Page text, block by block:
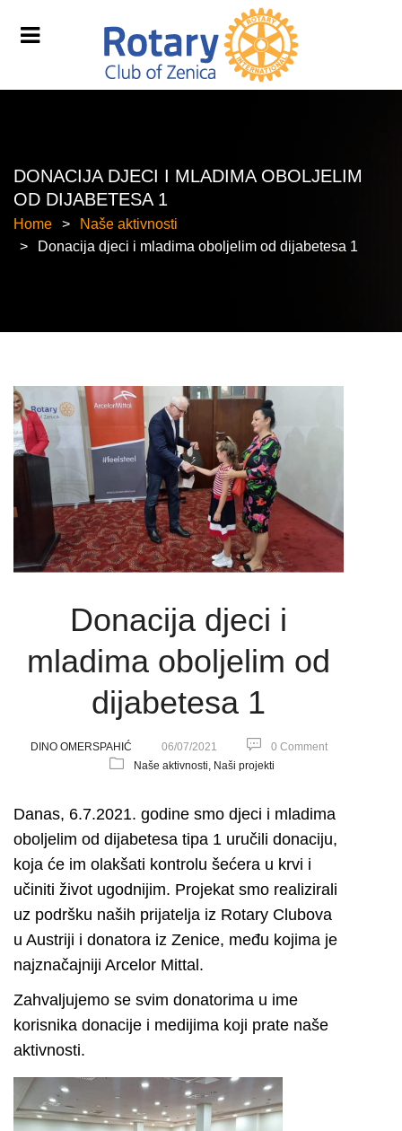
DONACIJA DJECI I MLADIMA OBOLJELIM
OD DIJABETESA 1
Home
Naše aktivnosti
Donacija djeci i mladima oboljelim od dijabetesa 1
Donacija djeci i
mladima oboljelim od
dijabetesa 1
DINO OMERSPAHIĆ 06/07/2021
0 Comment
Naše aktivnosti, Naši projekti
Danas, 6.7.2021. godine smo djeci i mladima
oboljelim od dijabetesa tipa 1 uručili donaciju,
koja će im olakšati kontrolu šećera u krvi i
učiniti život ugodnijim. Projekat smo realizirali
uz podršku naših prijatelja iz Rotary Clubova
u Austriji i donatora iz Zenice, među kojima je
najznačajniji Arcelor Mittal.
Zahvaljujemo se svim donatorima u ime
korisnika donacije i medijima koji prate naše
aktivnosti.